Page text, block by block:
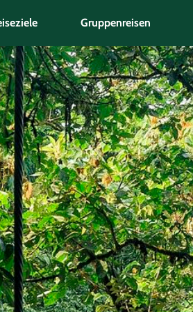
Gruppenreisen